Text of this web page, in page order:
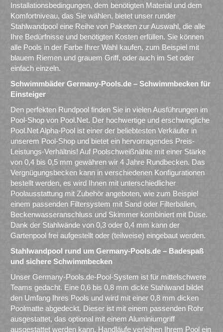
Installationsbedingungen, dem benötigten Material und dem
Komfortniveau, das Sie wählen, bietet unser runder
Stahlwandpool eine Reihe von Paketen zur Auswahl, die alle
Ihre Bedürfnisse und benötigten Kosten erfüllen. Sie können
alle Pools in der Farbe Ihrer Wahl kaufen, zum Beispiel mit
blauem Riemen und grauem Griff, oder auch im Set oder
einfach einzeln.
Schwimmbäder Germany-Pools.de – Schwimmbecken für
Einsteiger
Den perfekten Rundpool finden Sie in vielen Ausführungen im
Pool-Shop von Pool.Net. Der hochwertige und erschwingliche
Pool.Net Alpha-Pool ist einer der beliebtesten Verkäufer in
unserem Pool-Shop und bietet ein hervorragendes Preis-
Leistungs-Verhältnis! Auf Poolschweißnähte mit einer Stärke
von 0,4 bis 0,5 mm gewähren wir 4 Jahre Rundbecken. Das
Vergnügungsbecken kann in verschiedenen Konfigurationen
bestellt werden, es wird Ihnen mit unterschiedlicher
Poolausstattung mit Zubehör angeboten, wie zum Beispiel
einem passenden Filtersystem mit Sand oder Filterbällen,
Beckenwasseranschluss und Skimmer kombiniert mit Düse.
Dank der Stahlwände von 0,3 oder 0,4 mm kann der
Gartenpool frei aufgestellt oder (teilweise) eingebaut werden.
Stahlwandpool rund um Germany-Pools.de – Badespaß
und sichere Schwimmbecken
Unser Germany-Pools.de-Pool-System ist für mittelschwere
Teams gedacht. Eine 0,6 bis 0,8 mm dicke Stahlwand bildet
den Umfang Ihres Pools und wird mit einer 0,8 mm dicken
Poolmatte abgedeckt. Dieser ist mit einem passenden Rohr
ausgestattet, das optional mit einem Aluminiumgriff
ausgestattet werden kann. Handläufe verleihen Ihrem Pool ein